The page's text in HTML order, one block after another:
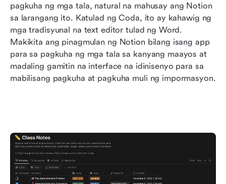
pagkuha ng mga tala, natural na mahusay ang Notion
sa larangang ito. Katulad ng Coda, ito ay kahawig ng
mga tradisyunal na text editor tulad ng Word.
Makikita ang pinagmulan ng Notion bilang isang app
para sa pagkuha ng mga tala sa kanyang maayos at
madaling gamitin na interface na idinisenyo para sa
mabilisang pagkuha at pagkuha muli ng impormasyon.